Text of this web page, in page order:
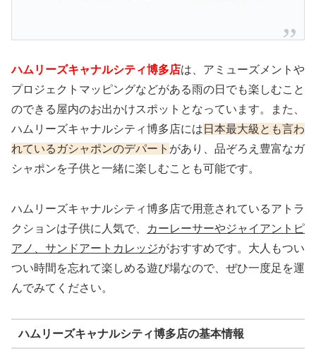
ハムリーズキャナルシティ博多店は、アミューズメントや
プロジェクトマッピングなどがある雨の日でも楽しむこと
のできる屋内のお出かけスポットとなっています。また、
ハムリーズキャナルシティ博多店には 日本最大級とも言わ
れているガシャポンのデパート があり、品ぞろえ豊富なガ
シャポンを子供と一緒に楽しむことも可能です。
ハムリーズキャナルシティ博多店で用意されているアトラ
クションは子供に人気で、
カーレーサーやジャイアントピ
アノ、サンドアートカレッジがおすすめです。大人もつい
つい時間を忘れて楽しめる遊び場なので、ぜひ一度足を運
んでみてください。
ハムリーズキャナルシティ博多店の基本情報